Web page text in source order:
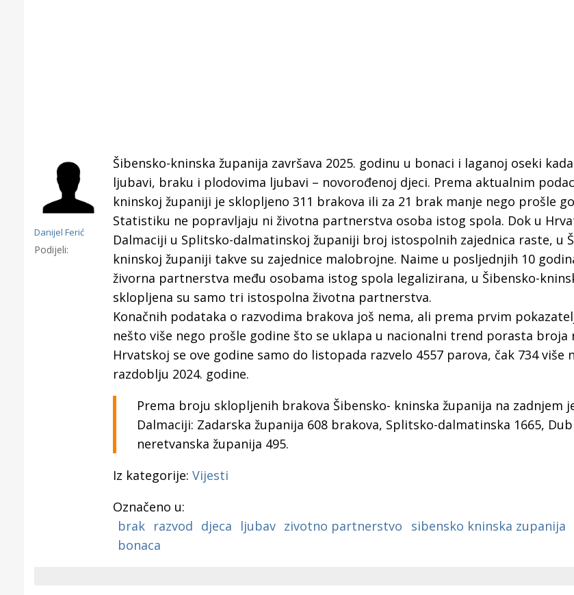
Danijel Ferić
Podijeli:
Šibensko-kninska županija završava 2025. godinu u bonaci i laganoj oseki
ljubavi, braku i plodovima ljubavi – novorođenoj djeci. Prema aktualnim
kninskoj županiji je sklopljeno 311 brakova ili za 21 brak manje nego prošle
Statistiku ne popravljaju ni životna partnerstva osoba istog spola. Dok u
Dalmaciji u Splitsko-dalmatinskoj županiji broj istospolnih zajednica raste, u
kninskoj županiji takve su zajednice malobrojne. Naime u posljednjih 10
živorna partnerstva među osobama istog spola legalizirana, u Šibensko-
sklopljena su samo tri istospolna životna partnerstva.
Konačnih podataka o razvodima brakova još nema, ali prema prvim
nešto više nego prošle godine što se uklapa u nacionalni trend porasta broja
Hrvatskoj se ove godine samo do listopada razvelo 4557 parova, čak 734 više
razdoblju 2024. godine.
Prema broju sklopljenih brakova Šibensko- kninska županija na zadnjem
Dalmaciji: Zadarska županija 608 brakova, Splitsko-dalmatinska 1665,
neretvanska županija 495.
Iz kategorije: Vijesti
Označeno u:
brak razvod djeca ljubav zivotno partnerstvo sibensko kninska zupanija
bonaca
Gornji tok Krke iz prve ruke -
Otkrijte hostel Titius u
edukativnom kampusu NP Krka u
Puljanima
Šibenik spreman
električnih